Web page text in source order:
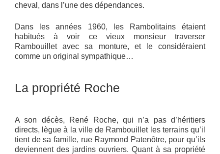
cheval, dans l’une des dépendances.
Dans les années 1960, les Rambolitains étaient
habitués à voir ce vieux monsieur traverser
Rambouillet avec sa monture, et le considéraient
comme un original sympathique…
La propriété Roche
A son décès, René Roche, qui n’a pas d’héritiers
directs, lègue à la ville de Rambouillet les terrains qu’il
tient de sa famille, rue Raymond Patenôtre, pour qu’ils
deviennent des jardins ouvriers. Quant à sa propriété